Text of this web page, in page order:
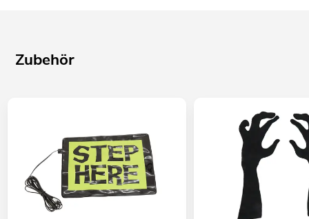
Zubehör